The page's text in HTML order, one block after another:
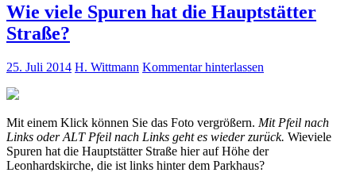
Wie viele Spuren hat die Hauptstätter
Straße?
25. Juli 2014 H. Wittmann Kommentar hinterlassen
Mit einem Klick können Sie das Foto vergrößern. Mit Pfeil nach
Links oder ALT Pfeil nach Links geht es wieder zurück. Wieviele
Spuren hat die Hauptstätter Straße hier auf Höhe der
Leonhardskirche, die ist links hinter dem Parkhaus?